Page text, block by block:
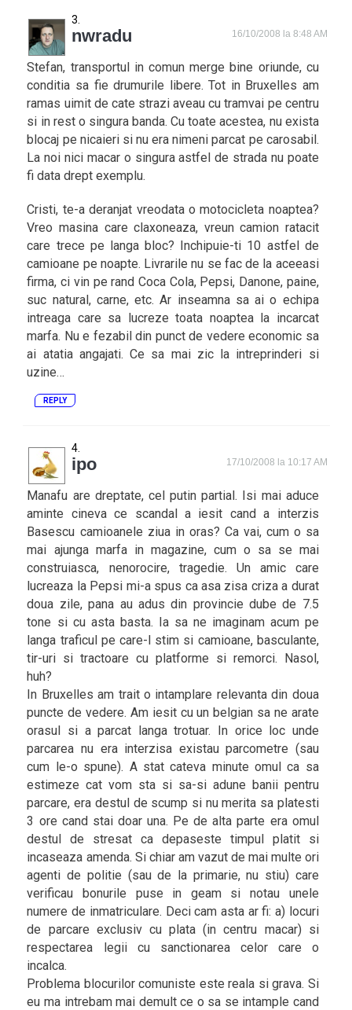
nwradu 16/10/2008 la 8:48 AM
Stefan, transportul in comun merge bine oriunde, cu
conditia sa fie drumurile libere. Tot in Bruxelles am
ramas uimit de cate strazi aveau cu tramvai pe centru
si in rest o singura banda. Cu toate acestea, nu exista
blocaj pe nicaieri si nu era nimeni parcat pe carosabil.
La noi nici macar o singura astfel de strada nu poate
fi data drept exemplu.
Cristi, te-a deranjat vreodata o motocicleta noaptea?
Vreo masina care claxoneaza, vreun camion ratacit
care trece pe langa bloc? Inchipuie-ti 10 astfel de
camioane pe noapte. Livrarile nu se fac de la aceeasi
firma, ci vin pe rand Coca Cola, Pepsi, Danone, paine,
suc natural, carne, etc. Ar inseamna sa ai o echipa
intreaga care sa lucreze toata noaptea la incarcat
marfa. Nu e fezabil din punct de vedere economic sa
ai atatia angajati. Ce sa mai zic la intreprinderi si
uzine…
REPLY
ipo 17/10/2008 la 10:17 AM
Manafu are dreptate, cel putin partial. Isi mai aduce
aminte cineva ce scandal a iesit cand a interzis
Basescu camioanele ziua in oras? Ca vai, cum o sa
mai ajunga marfa in magazine, cum o sa se mai
construiasca, nenorocire, tragedie. Un amic care
lucreaza la Pepsi mi-a spus ca asa zisa criza a durat
doua zile, pana au adus din provincie dube de 7.5
tone si cu asta basta. Ia sa ne imaginam acum pe
langa traficul pe care-l stim si camioane, basculante,
tir-uri si tractoare cu platforme si remorci. Nasol,
huh?
In Bruxelles am trait o intamplare relevanta din doua
puncte de vedere. Am iesit cu un belgian sa ne arate
orasul si a parcat langa trotuar. In orice loc unde
parcarea nu era interzisa existau parcometre (sau
cum le-o spune). A stat cateva minute omul ca sa
estimeze cat vom sta si sa-si adune banii pentru
parcare, era destul de scump si nu merita sa platesti
3 ore cand stai doar una. Pe de alta parte era omul
destul de stresat ca depaseste timpul platit si
incaseaza amenda. Si chiar am vazut de mai multe ori
agenti de politie (sau de la primarie, nu stiu) care
verificau bonurile puse in geam si notau unele
numere de inmatriculare. Deci cam asta ar fi: a) locuri
de parcare exclusiv cu plata (in centru macar) si
respectarea legii cu sanctionarea celor care o
incalca.
Problema blocurilor comuniste este reala si grava. Si
eu ma intrebam mai demult ce o sa se intample cand